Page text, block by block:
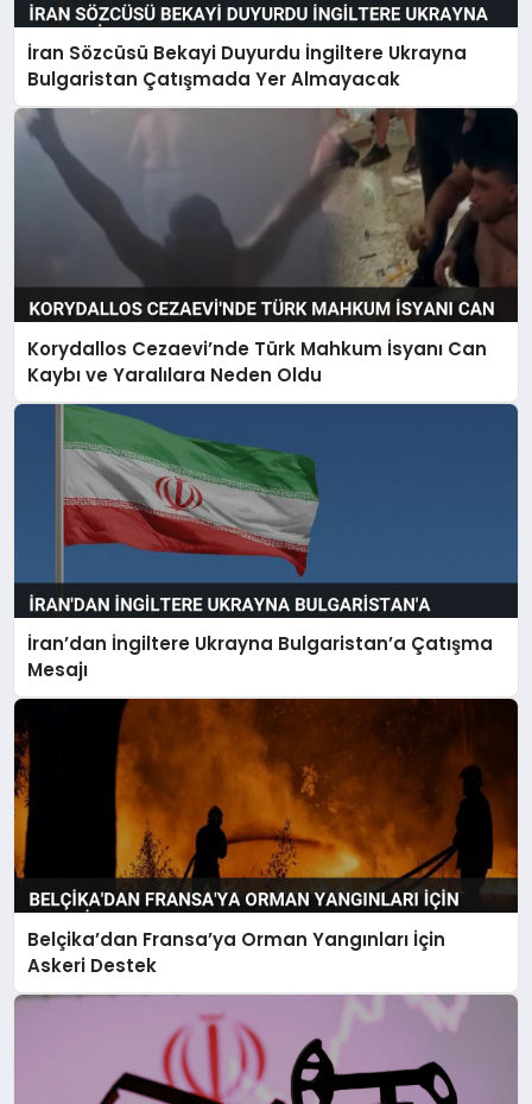
İran Sözcüsü Bekayi Duyurdu İngiltere Ukrayna
Bulgaristan Çatışmada Yer Almayacak
Korydallos Cezaevi’nde Türk Mahkum İsyanı Can
Kaybı ve Yaralılara Neden Oldu
İran’dan İngiltere Ukrayna Bulgaristan’a Çatışma
Mesajı
Belçika’dan Fransa’ya Orman Yangınları İçin
Askeri Destek